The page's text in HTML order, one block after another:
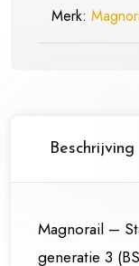
Merk:
Beschrijving
Magnorail –
generatie 3